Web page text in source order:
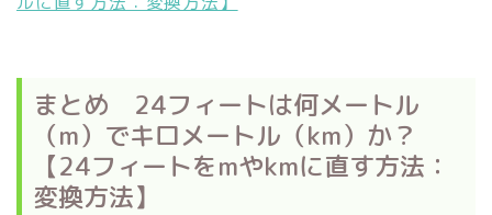
まとめ 24フィートは何メートル
（m）でキロメートル（km）か？
【24フィートをmやkmに直す方法：
変換方法】